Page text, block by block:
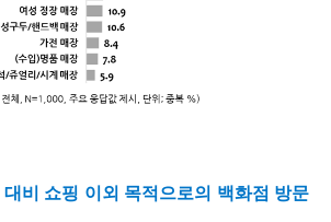
대비 쇼핑 이외 목적으로의 백화점 방문